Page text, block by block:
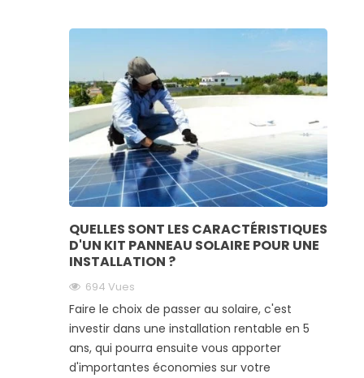
QUELLES SONT LES CARACTÉRISTIQUES
D'UN KIT PANNEAU SOLAIRE POUR UNE
INSTALLATION ?
694 Vues
Faire le choix de passer au solaire, c'est
investir dans une installation rentable en 5
ans, qui pourra ensuite vous apporter
d'importantes économies sur votre